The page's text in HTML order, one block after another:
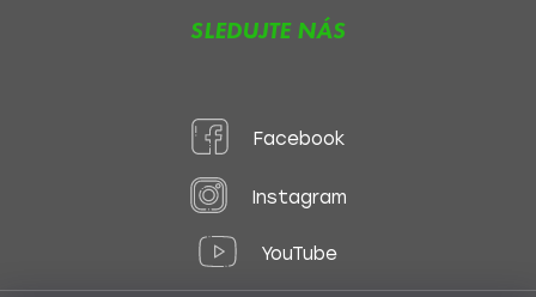
SLEDUJTE NÁS
Facebook
Instagram
YouTube